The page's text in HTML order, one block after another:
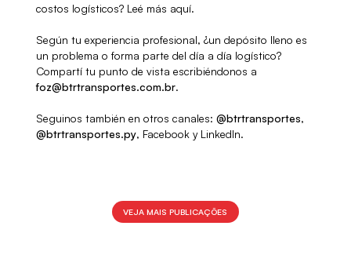
costos logísticos? Leé más aquí.
Según tu experiencia profesional, ¿un depósito lleno es
un problema o forma parte del día a día logístico?
Compartí tu punto de vista escribiéndonos a
foz@btrtransportes.com.br.
Seguinos también en otros canales: @btrtransportes,
@btrtransportes.py, Facebook y LinkedIn.
VEJA MAIS PUBLICAÇÕES